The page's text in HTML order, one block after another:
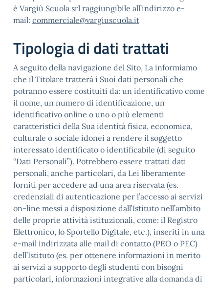
è Vargiù Scuola srl raggiungibile all’indirizzo e-
mail: commerciale@vargiuscuola.it
Tipologia di dati trattati
A seguito della navigazione del Sito, La informiamo
che il Titolare tratterà i Suoi dati personali che
potranno essere costituiti da: un identificativo come
il nome, un numero di identificazione, un
identificativo online o uno o più elementi
caratteristici della Sua identità fisica, economica,
culturale o sociale idonei a rendere il soggetto
interessato identificato o identificabile (di seguito
“Dati Personali”). Potrebbero essere trattati dati
personali, anche particolari, da Lei liberamente
forniti per accedere ad una area riservata (es.
credenziali di autenticazione per l’accesso ai servizi
on-line messi a disposizione dall’Istituto nell’ambito
delle proprie attività istituzionali, come: il Registro
Elettronico, lo Sportello Digitale, etc.), inseriti in una
e-mail indirizzata alle mail di contatto (PEO o PEC)
dell’Istituto (es. per ottenere informazioni in merito
ai servizi a supporto degli studenti con bisogni
particolari, informazioni integrative alla domanda di